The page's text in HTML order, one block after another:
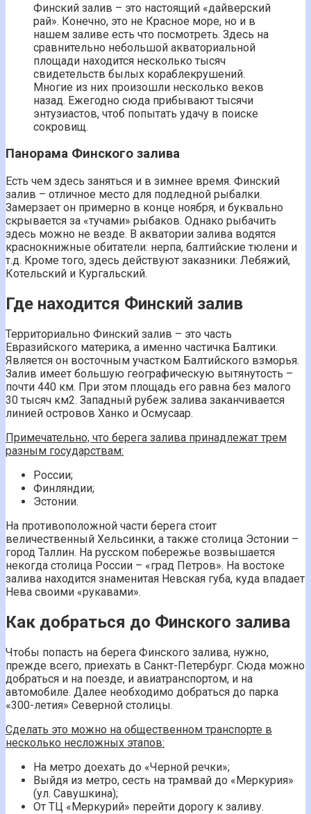
Финский залив – это настоящий «дайверский
рай». Конечно, это не Красное море, но и в
нашем заливе есть что посмотреть. Здесь на
сравнительно небольшой акваториальной
площади находится несколько тысяч
свидетельств былых кораблекрушений.
Многие из них произошли несколько веков
назад. Ежегодно сюда прибывают тысячи
энтузиастов, чтоб попытать удачу в поиске
сокровищ.
Панорама Финского залива
Есть чем здесь заняться и в зимнее время. Финский
залив – отличное место для подледной рыбалки.
Замерзает он примерно в конце ноября, и буквально
скрывается за «тучами» рыбаков. Однако рыбачить
здесь можно не везде. В акватории залива водятся
краснокнижные обитатели: нерпа, балтийские тюлени и
т.д. Кроме того, здесь действуют заказники: Лебяжий,
Котельский и Кургальский.
Где находится Финский залив
Территориально Финский залив – это часть
Евразийского материка, а именно частичка Балтики.
Является он восточным участком Балтийского взморья.
Залив имеет большую географическую вытянутость –
почти 440 км. При этом площадь его равна без малого
30 тысяч км2. Западный рубеж залива заканчивается
линией островов Ханко и Осмусаар.
Примечательно, что берега залива принадлежат трем
разным государствам:
России;
Финляндии;
Эстонии.
На противоположной части берега стоит
величественный Хельсинки, а также столица Эстонии –
город Таллин. На русском побережье возвышается
некогда столица России – «град Петров». На востоке
залива находится знаменитая Невская губа, куда впадает
Нева своими «рукавами».
Как добраться до Финского залива
Чтобы попасть на берега Финского залива, нужно,
прежде всего, приехать в Санкт-Петербург. Сюда можно
добраться и на поезде, и авиатранспортом, и на
автомобиле. Далее необходимо добраться до парка
«300-летия» Северной столицы.
Сделать это можно на общественном транспорте в
несколько несложных этапов:
На метро доехать до «Черной речки»;
Выйдя из метро, сесть на трамвай до «Меркурия»
(ул. Савушкина);
От ТЦ «Меркурий» перейти дорогу к заливу.